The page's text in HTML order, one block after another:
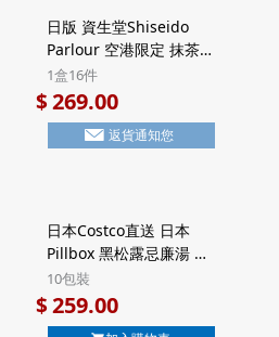
日版 資生堂Shiseido
Parlour 空港限定 抹茶朱
古力 黑糖忌廉夾心 7層威
化酥餅 豪華鐵罐禮盒 (1
盒16件)【市集世界 - 日
本市集】
1盒16件
$269.00
返貨通知您
日本Costco直送 日本
Pillbox 黑松露忌廉湯 豪
華沖泡即食湯 超值家庭
裝大禮盒 10包裝 (160)
【市集世界 - 日本市集】
10包裝
$259.00